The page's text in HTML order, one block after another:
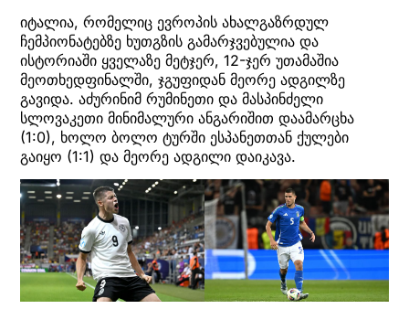
იტალია, რომელიც ევროპის ახალგაზრდულ
ჩემპიონატებზე ხუთგზის გამარჯვებულია და
ისტორიაში ყველაზე მეტჯერ, 12-ჯერ უთამაშია
მეოთხედფინალში, ჯგუფიდან მეორე ადგილზე
გავიდა. აძურინიმ რუმინეთი და მასპინძელი
სლოვაკეთი მინიმალური ანგარიშით დაამარცხა
(1:0), ხოლო ბოლო ტურში ესპანეთთან ქულები
გაიყო (1:1) და მეორე ადგილი დაიკავა.